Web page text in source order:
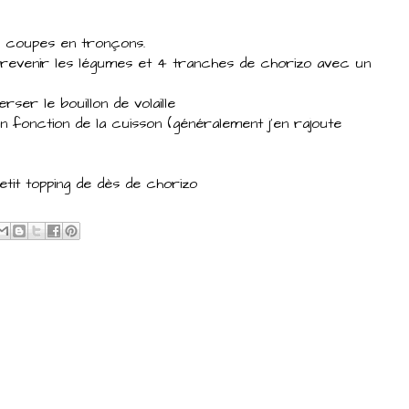
en tronçons.
les légumes et 4 tranches de chorizo avec un
le bouillon de volaille
fonction de la cuisson (généralement j'en rajoute
topping de dès de chorizo